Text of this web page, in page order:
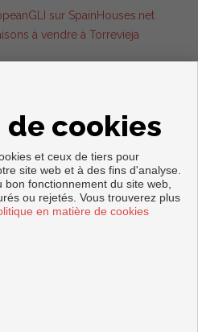
à vendre à Torrevieja
Tous droits réservés.
des données| Cookies policy
cookies
et ceux de tiers pour
site web et à des fins d'analyse.
fonctionnement du site web,
ou rejetés. Vous trouverez plus
en matière de cookies